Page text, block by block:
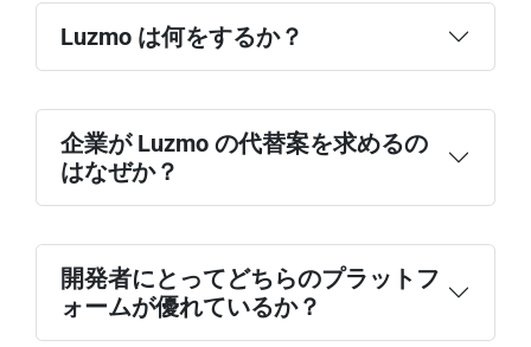
Luzmo は何をするか？
企業が Luzmo の代替案を求めるの
はなぜか？
開発者にとってどちらのプラットフ
ォームが優れているか？